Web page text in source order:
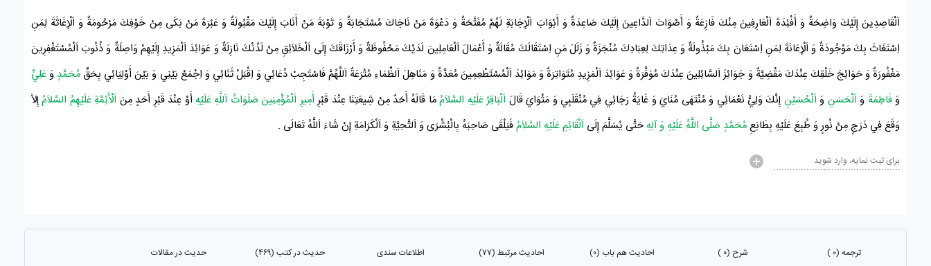
اَلْقَاصِدِينَ إِلَيْكَ وَاضِحَةٌ وَ أَفْئِدَةَ اَلْعَارِفِينَ مِنْكَ فَازِعَةٌ وَ أَصْوَاتَ اَلدَّاعِينَ إِلَيْكَ صَاعِدَةٌ وَ أَبْوَابَ اَلْإِجَابَةِ لَهُمْ مُفَتَّحَةٌ وَ دَعْوَةَ مَنْ نَاجَاكَ مُسْتَجَابَةٌ وَ تَوْبَةَ مَنْ أَنَابَ إِلَيْكَ مَقْبُولَةٌ وَ عَبْرَةَ مَنْ بَكَى مِنْ خَوْفِكَ مَرْحُومَةٌ وَ اَلْإِغَاثَةَ لِمَنِ
اِسْتَغَاثَ بِكَ مَوْجُودَةٌ وَ اَلْإِعَانَةَ لِمَنِ اِسْتَعَانَ بِكَ مَبْذُولَةٌ وَ عِدَاتِكَ لِعِبَادِكَ مُنْجَزَةٌ وَ زَلَلَ مَنِ اِسْتَقَالَكَ مُقَالَةٌ وَ أَعْمَالَ اَلْعَامِلِينَ لَدَيْكَ مَحْفُوظَةٌ وَ أَرْزَاقَكَ إِلَى اَلْخَلاَئِقِ مِنْ لَدُنْكَ نَازِلَةٌ وَ عَوَائِدَ اَلْمَزِيدِ إِلَيْهِمْ وَاصِلَةٌ وَ ذُنُوبَ اَلْمُسْتَغْفِرِينَ
مَغْفُورَةٌ وَ حَوَائِجَ خَلْقِكَ عِنْدَكَ مَقْضِيَّةٌ وَ جَوَائِزَ اَلسَّائِلِينَ عِنْدَكَ مُوَفَّرَةٌ وَ عَوَائِدَ اَلْمَزِيدِ مُتَوَاتِرَةٌ وَ مَوَائِدَ اَلْمُسْتَطْعِمِينَ مُعَدَّةٌ وَ مَنَاهِلَ اَلظِّمَاءِ مُتْرَعَةٌ اَللَّهُمَّ فَاسْتَجِبْ دُعَائِي وَ اِقْبَلْ ثَنَائِي وَ اِجْمَعْ بَيْنِي وَ بَيْنَ أَوْلِيَائِي بِحَقِّ مُحَمَّدٍ وَعَلِيٍّ
وَفَاطِمَةَ وَ اَلْحَسَنِ وَ اَلْحُسَيْنِ إِنَّكَ وَلِيُّ نَعْمَائِي وَ مُنْتَهَى مُنَايَ وَ غَايَةُ رَجَائِي فِي مُنْقَلَبِي وَ مَثْوَايَ قَالَ اَلْبَاقِرُ عَلَيْهِ السَّلاَمُمَا قَالَهُ أَحَدٌ مِنْ شِيعَتِنَا عِنْدَ قَبْرِأَمِيرِ اَلْمُؤْمِنِينَ صَلَوَاتُ اَللَّهِ عَلَيْهِأَوْ عِنْدَ قَبْرِ أَحَدٍ مِنَ اَلْأَئِمَّةِ عَلَيْهِمُ السَّلاَمُإِلاَّ
وَقَعَ فِي دَرَجٍ مِنْ نُورٍ وَ طُبِعَ عَلَيْهِ بِطَابَعِمُحَمَّدٍ صَلَّى اللَّهُ عَلَيْهِ وَ آلِهِحَتَّى يُسَلَّمَ إِلَى اَلْقَائِمِ عَلَيْهِ السَّلاَمُفَيَلْقَى صَاحِبَهُ بِالْبُشْرَى وَ اَلتَّحِيَّةِ وَ اَلْكَرَامَةِ إِنْ شَاءَ اَللَّهُ تَعَالَى .
برای ثبت نمایه، وارد شوید
ترجمه (۰ ) شرح (۰ ) احادیث هم باب (۰) احادیث مرتبط (۷۷) اطلاعات سندی حدیث در کتب (۴۶۹) حدیث در مقالات